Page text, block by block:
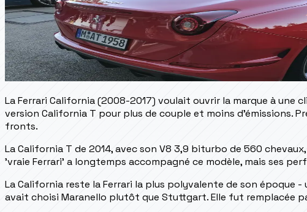
La Ferrari California (2008-2017) voulait ouvrir la marque à
version California T pour plus de couple et moins d'émissions.
fronts.
La California T de 2014, avec son V8 3,9 biturbo de 560
'vraie Ferrari' a longtemps accompagné ce modèle, mais ses
La California reste la Ferrari la plus polyvalente de son
avait choisi Maranello plutôt que Stuttgart. Elle fut remplacée